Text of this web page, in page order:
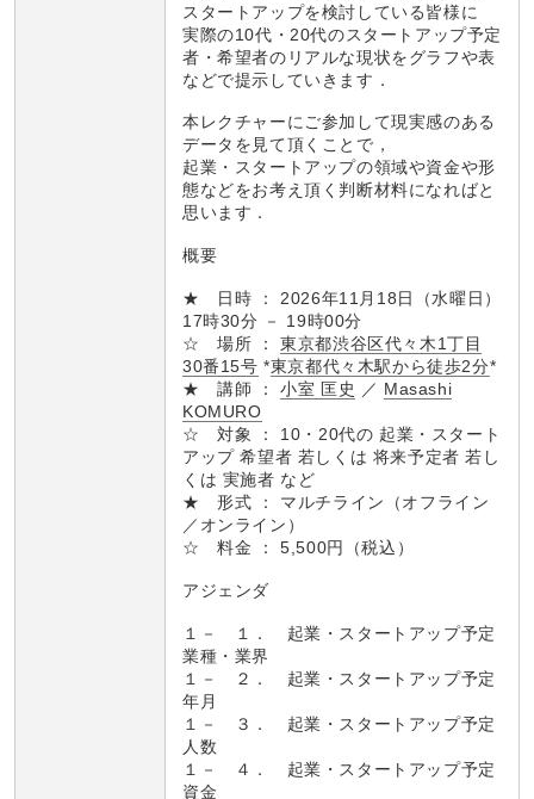
スタートアップを検討している皆様に
実際の10代・20代のスタートアップ予定
者・希望者のリアルな現状をグラフや表
などで提示していきます．
本レクチャーにご参加して現実感のある
データを見て頂くことで，
起業・スタートアップの領域や資金や形
態などをお考え頂く判断材料になればと
思います．
概要
★ 日時 ： 2026年11月18日（水曜日）
17時30分 － 19時00分
☆ 場所 ：東京都渋谷区代々木1丁目
30番15号 *東京都代々木駅から徒歩2分*
★ 講師 ：小室 匡史 ／ Masashi
KOMURO
☆ 対象 ： 10・20代の 起業・スタート
アップ 希望者 若しくは 将来予定者 若し
くは 実施者 など
★ 形式 ： マルチライン（オフライン
／オンライン）
☆ 料金 ： 5,500円（税込）
アジェンダ
１－ １． 起業・スタートアップ予定
業種・業界
１－ ２． 起業・スタートアップ予定
年月
１－ ３． 起業・スタートアップ予定
人数
１－ ４． 起業・スタートアップ予定
資金